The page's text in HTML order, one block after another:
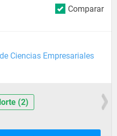
Comparar
Ciencias Empresariales
(2)